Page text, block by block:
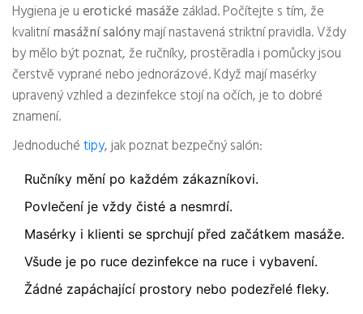
Hygiena je uerotické masáže základ. Počítejte s tím, že
kvalitnímasážní salónymají nastavená striktní pravidla. Vždy
by mělo být poznat, že ručníky, prostěradla i pomůcky jsou
čerstvě vyprané nebo jednorázové. Když mají masérky
upravený vzhled a dezinfekce stojí na očích, je to dobré
znamení.
Jednoduchétipy, jak poznat bezpečný salón:
Ručníky mění po každém zákazníkovi.
Povlečení je vždy čisté a nesmrdí.
Masérky i klienti se sprchují před začátkem masáže.
Všude je po ruce dezinfekce na ruce i vybavení.
Žádné zapáchající prostory nebo podezřelé fleky.